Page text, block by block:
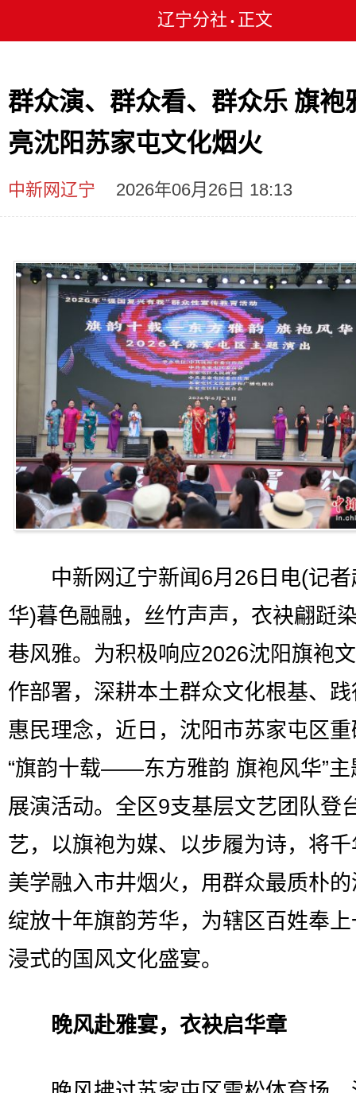
辽宁分社 • 正文
群众演、群众看、群众乐 旗袍
亮沈阳苏家屯文化烟火
中新网辽宁 2026年06月26日 18:13
中新网辽宁新闻6月26日电(记者
华)暮色融融，丝竹声声，衣袂翩跹
巷风雅。为积极响应2026沈阳旗袍
作部署，深耕本土群众文化根基、
惠民理念，近日，沈阳市苏家屯区
“旗韵十载——东方雅韵 旗袍风华”主
展演活动。全区9支基层文艺团队登
艺，以旗袍为媒、以步履为诗，将
美学融入市井烟火，用群众最质朴
绽放十年旗韵芳华，为辖区百姓奉
浸式的国风文化盛宴。
晚风赴雅宴，衣袂启华章